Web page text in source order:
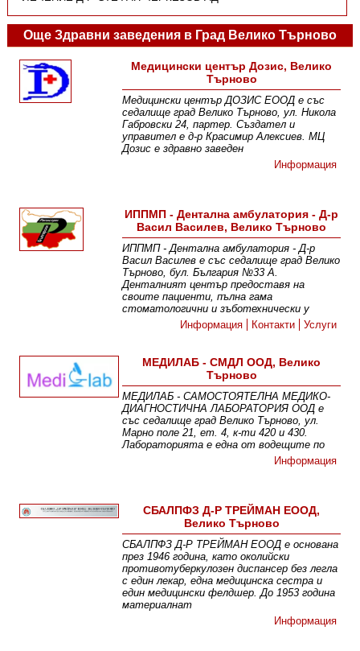
Още Здравни заведения в Град Велико Търново
Медицински център Дозис, Велико
Търново
Медицински център ДОЗИС ЕООД е със
седалище град Велико Търново, ул. Никола
Габровски 24, партер. Създател и
управител е д-р Красимир Алексиев. МЦ
Дозис е здравно заведен
Информация
ИППМП - Дентална амбулатория - Д-р
Васил Василев, Велико Търново
ИППМП - Дентална амбулатория - Д-р
Васил Василев е със седалище град Велико
Търново, бул. България №33 А.
Денталният център предоставя на
своите пациенти, пълна гама
стоматологични и зъботехнически у
Информация
Контакти Услуги
МЕДИЛАБ - СМДЛ ООД, Велико
Търново
МЕДИЛАБ - САМОСТОЯТЕЛНА МЕДИКО-
ДИАГНОСТИЧНА ЛАБОРАТОРИЯ ООД е
със седалище град Велико Търново, ул.
Марно поле 21, ет. 4, к-ти 420 и 430.
Лабораторията е една от водещите по
Информация
СБАЛПФЗ Д-Р ТРЕЙМАН ЕООД,
Велико Търново
СБАЛПФЗ Д-Р ТРЕЙМАН ЕООД е основана
през 1946 година, като околийски
противотуберкулозен диспансер без легла
с един лекар, една медицинска сестра и
един медицински фелдшер. До 1953 година
материалнат
Информация